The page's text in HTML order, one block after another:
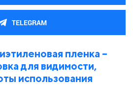
TELEGRAM
пленка –
для видимости,
использования